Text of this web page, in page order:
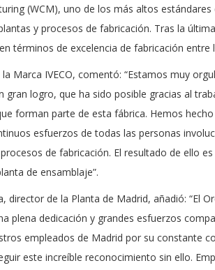
(WCM), uno de los más altos
y procesos de fabricación. Tras la
términos de excelencia de fabricación
Marca IVECO, comentó: “Estamos muy
gran logro, que ha sido posible gracias al
forman parte de esta fábrica. Hemos
esfuerzos de todas las personas
de fabricación. El resultado de ello
de ensamblaje”.
director de la Planta de Madrid, añadió: “El
plena dedicación y grandes esfuerzos
empleados de Madrid por su constante
este increíble reconocimiento sin ello.